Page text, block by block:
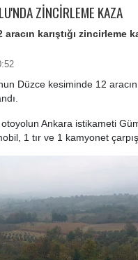
ZİNCİRLEME KAZA
karıştığı zincirleme
Düzce kesiminde 12 aracın
Ankara istikameti
1 tır ve 1 kamyonet